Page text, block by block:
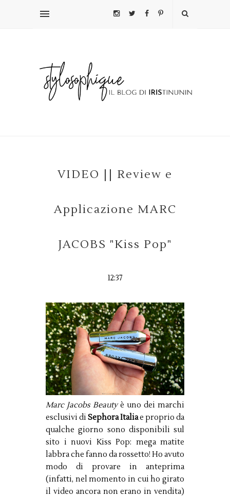
VIDEO || Review e
Applicazione MARC
JACOBS "Kiss Pop"
12:37
Marc Jacobs Beautyè uno dei marchi
esclusivi di Sephora Italiae proprio da
qualche giorno sono disponibili sul
sito i nuovi Kiss Pop: mega matite
labbra che fanno da rossetto! Ho avuto
modo di provare in anteprima
(infatti, nel momento in cui ho girato
il video ancora non erano in vendita)